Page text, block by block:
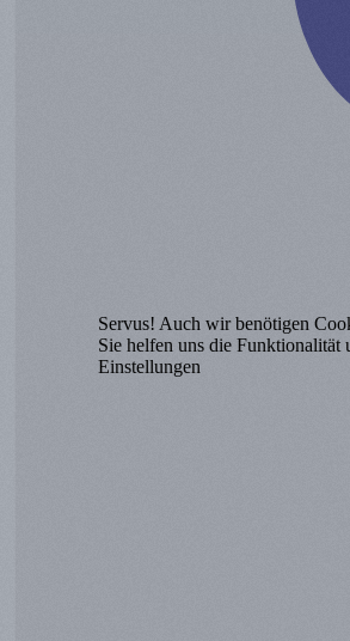
Servus! Auch wir benötigen
Sie helfen uns die Funktionalität
Einstellungen